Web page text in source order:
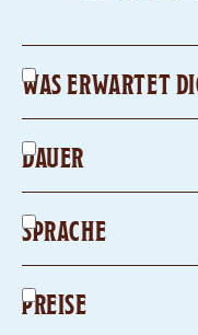
WAS ERWARTET
DAUER
SPRACHE
PREISE